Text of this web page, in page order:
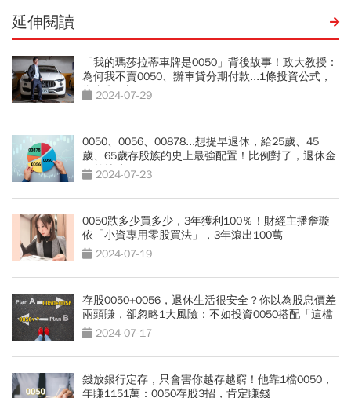
延伸閱讀
「我的瑪莎拉蒂車牌是0050」背後故事！政大教授：
為何我不賣0050、辦車貸分期付款...1條投資公式，
資產翻5倍
2024-07-29
0050、0056、00878...想提早退休，給25歲、45
歲、65歲存股族的史上最強配置！比例對了，退休金
天差地遠
2024-07-23
0050跌多少買多少，3年獲利100％！財經主播詹璇
依「小資專用零股買法」，3年滾出100萬
2024-07-19
存股0050+0056，退休生活很安全？你以為股息價差
兩頭賺，卻忽略1大風險：不如投資0050搭配「這檔
ETF」2024-07-17
錢放銀行定存，只會害你越存越窮！他靠1檔0050，
年賺1151萬：0050存股3招，肯定賺錢